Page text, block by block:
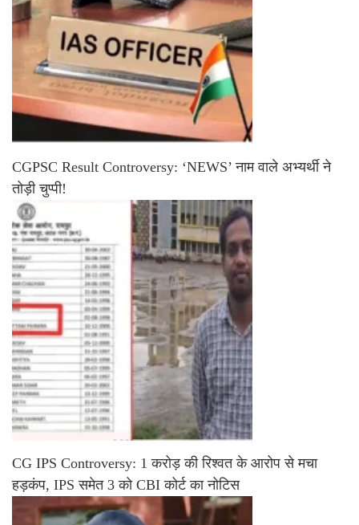
CGPSC Result Controversy: ‘NEWS’ नाम वाले अभ्यर्थी ने
तोड़ी चुप्पी!
CG IPS Controversy: 1 करोड़ की रिश्वत के आरोप से मचा
हड़कंप, IPS समेत 3 को CBI कोर्ट का नोटिस